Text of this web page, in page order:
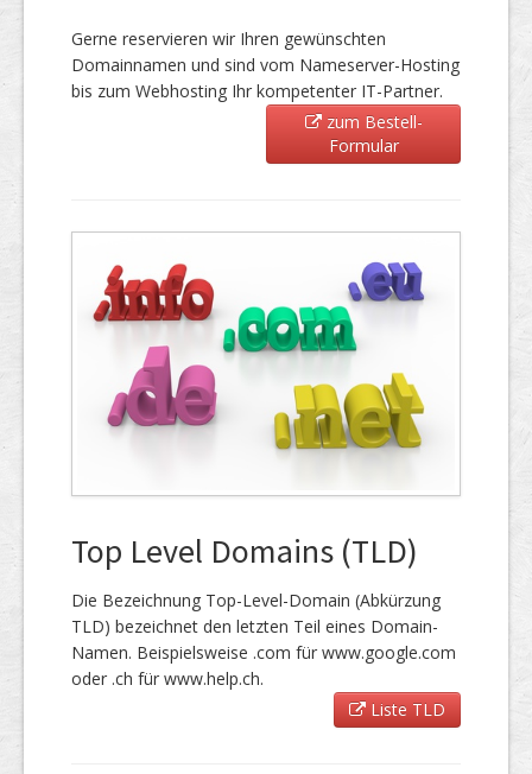
Gerne reservieren wir Ihren gewünschten
Domainnamen und sind vom Nameserver-Hosting
bis zum Webhosting Ihr kompetenter IT-Partner.
zum Bestell-
Formular
Top Level Domains (TLD)
Die Bezeichnung Top-Level-Domain (Abkürzung
TLD) bezeichnet den letzten Teil eines Domain-
Namen. Beispielsweise .com für www.google.com
oder .ch für www.help.ch.
Liste TLD